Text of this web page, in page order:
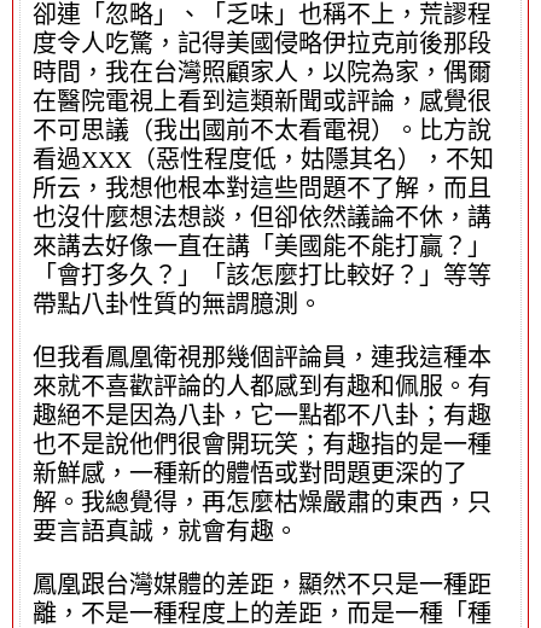
卻連「忽略」、「乏味」也稱不上，荒謬程
度令人吃驚，記得美國侵略伊拉克前後那段
時間，我在台灣照顧家人，以院為家，偶爾
在醫院電視上看到這類新聞或評論，感覺很
不可思議（我出國前不太看電視）。比方說
看過XXX（惡性程度低，姑隱其名），不知
所云，我想他根本對這些問題不了解，而且
也沒什麼想法想談，但卻依然議論不休，講
來講去好像一直在講「美國能不能打贏？」
「會打多久？」「該怎麼打比較好？」等等
帶點八卦性質的無謂臆測。
但我看鳳凰衛視那幾個評論員，連我這種本
來就不喜歡評論的人都感到有趣和佩服。有
趣絕不是因為八卦，它一點都不八卦；有趣
也不是說他們很會開玩笑；有趣指的是一種
新鮮感，一種新的體悟或對問題更深的了
解。我總覺得，再怎麼枯燥嚴肅的東西，只
要言語真誠，就會有趣。
鳳凰跟台灣媒體的差距，顯然不只是一種距
離，不是一種程度上的差距，而是一種「種